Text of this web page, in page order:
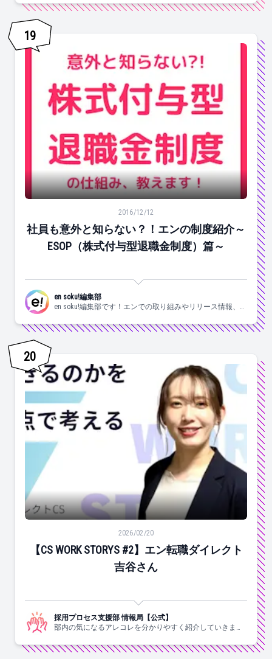
19
社員も意外と知らない？！エンの制度紹介～ESOP（株
2016/12/12
社員も意外と知らない？！エンの制度紹介～
ESOP（株式付与型退職金制度）篇～
en soku!編集部
en soku!編集部です！エンでの取り組みやリリース情報、調
20
2026/02/20
【CS WORK STORYS #2】エン転職ダイレクト
吉谷さん
採用プロセス支援部 情報局【公式】
部内の気になるアレコレを分かりやすく紹介していきま